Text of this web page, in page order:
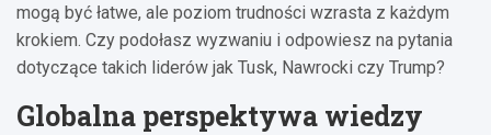
mogą być łatwe, ale poziom trudności wzrasta z każdym
krokiem. Czy podołasz wyzwaniu i odpowiesz na pytania
dotyczące takich liderów jak Tusk, Nawrocki czy Trump?
Globalna perspektywa wiedzy